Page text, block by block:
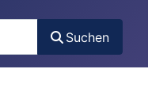
Suchen